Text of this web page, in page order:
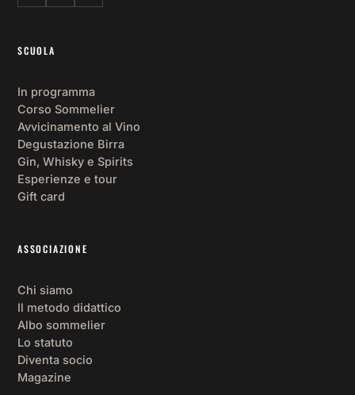
SCUOLA
In programma
Corso Sommelier
Avvicinamento al Vino
Degustazione Birra
Gin, Whisky e Spirits
Esperienze e tour
Gift card
ASSOCIAZIONE
Chi siamo
Il metodo didattico
Albo sommelier
Lo statuto
Diventa socio
Magazine